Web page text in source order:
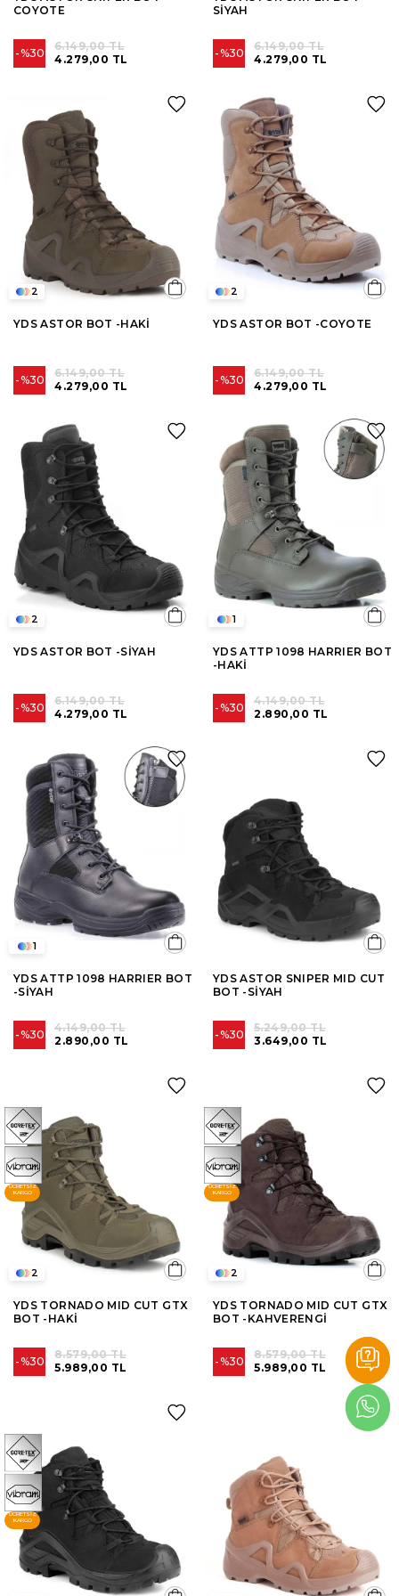
COYOTE
%30 4.279,00 TL
6.149,00 TL
SİYAH
%30 4.279,00 TL
6.149,00 TL
YDS ASTOR BOT -HAKİ
%30 4.279,00 TL
6.149,00 TL
2
YDS ASTOR BOT -COYOTE
%30 4.279,00 TL
6.149,00 TL
2
YDS ASTOR BOT -SİYAH
%30 4.279,00 TL
6.149,00 TL
2
YDS ATTP 1098 HARRIER BOT
-HAKİ
%30 2.890,00 TL
4.149,00 TL
1
YDS ATTP 1098 HARRIER BOT
-SİYAH
%30 2.890,00 TL
4.149,00 TL
1
YDS ASTOR SNIPER MID CUT
BOT -SİYAH
%30 3.649,00 TL
5.249,00 TL
YDS TORNADO MID CUT GTX
BOT -HAKİ
%30 5.989,00 TL
8.579,00 TL
2
ÜCRETSIZ
KARGO
YDS TORNADO MID CUT GTX
BOT -KAHVERENGİ
%30 5.989,00 TL
8.579,00 TL
2
ÜCRETSIZ
KARGO
ÜCRETSIZ
KARGO